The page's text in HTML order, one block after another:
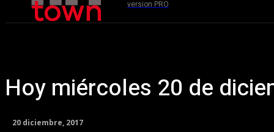
version PRO
Hoy miércoles 20 de
20 diciembre, 2017